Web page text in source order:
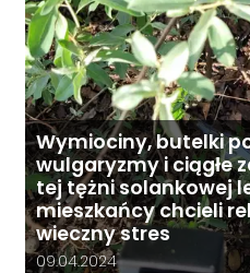
Wymiociny, butelki
wulgaryzmy i ciągłe
tej tężni solankowej
mieszkańcy chcieli
wieczny stres
Data dodania galerii:
09.04.2024